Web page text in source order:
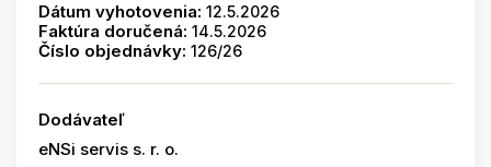
Dátum vyhotovenia: 12.5.2026
Faktúra doručená: 14.5.2026
Číslo objednávky: 126/26
Dodávateľ
eNSi servis s. r. o.